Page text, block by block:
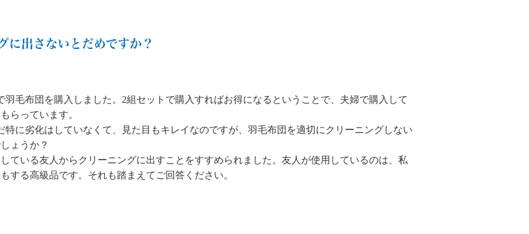
に出さないとだめですか？
羽毛布団を購入しました。2組セットで購入すればお得になるということで、夫婦で購入して
らっています。
特に劣化はしていなくて、見た目もキレイなのですが、羽毛布団を適切にクリーニングしない
ょうか？
ている友人からクリーニングに出すことをすすめられました。友人が使用しているのは、私
する高級品です。それも踏まえてご回答ください。